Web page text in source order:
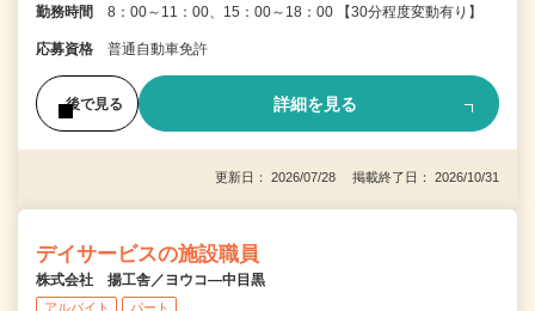
勤務時間 8：00～11：00、15：00～18：00 【30分程度変動有り】
応募資格 普通自動車免許
後で見る 詳細を見る
更新日： 2026/07/28 掲載終了日： 2026/10/31
デイサービスの施設職員
株式会社 揚工舎／ヨウコ―中目黒
アルバイト パート